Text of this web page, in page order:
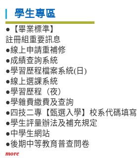
學生專區
●【畢業標準】
註冊組重要訊息
●線上申請重補修
●成績查詢系統
●學習歷程檔案系統(日)
●線上選課系統
●學習歷程（夜）
●學雜費繳費及查詢
●四技二專【甄選入學】校系代碼填寫
●學生評量辦法及補充規定
●中學生網站
●後期中等教育普查問卷
more